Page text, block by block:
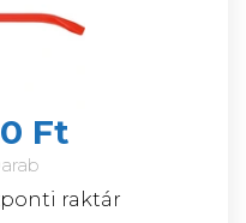
Ft
raktár